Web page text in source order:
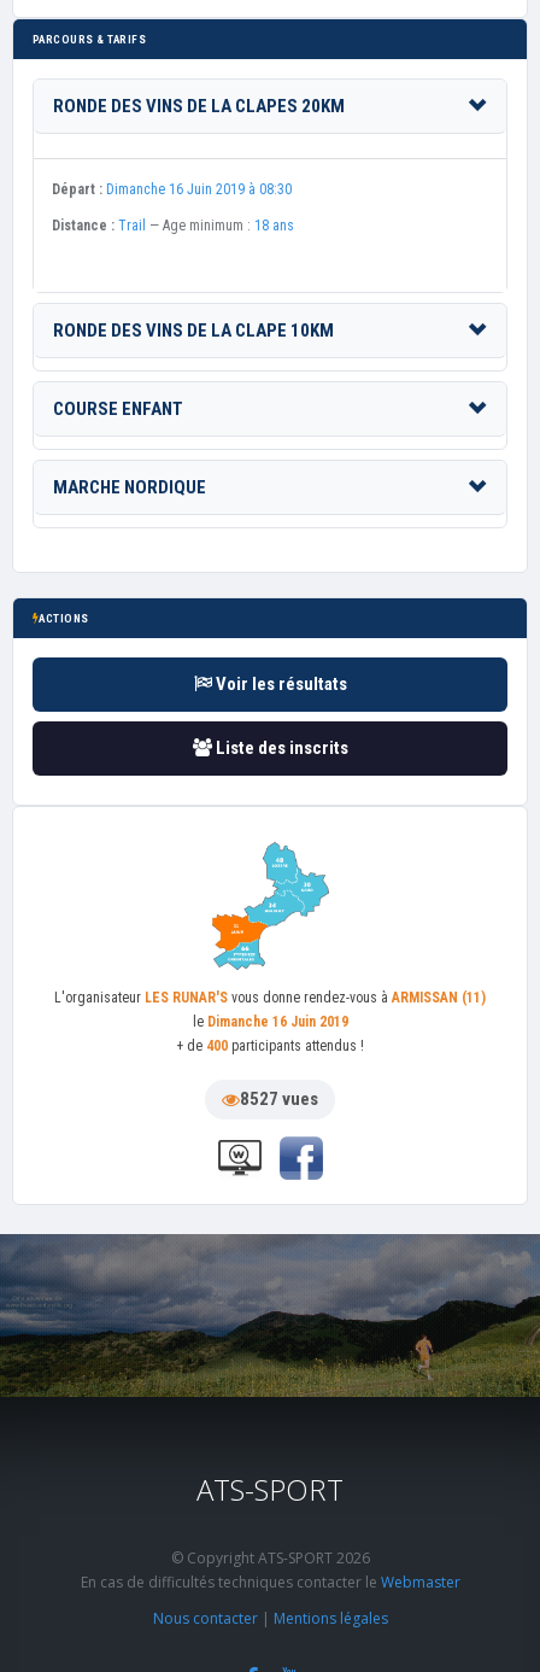
PARCOURS & TARIFS
RONDE DES VINS DE LA CLAPES 20KM
Départ : Dimanche 16 Juin 2019 à 08:30
Distance : Trail — Age minimum : 18 ans
RONDE DES VINS DE LA CLAPE 10KM
COURSE ENFANT
MARCHE NORDIQUE
ACTIONS
Voir les résultats
Liste des inscrits
L'organisateur LES RUNAR'S vous donne rendez-vous àARMISSAN (11)
le Dimanche 16 Juin 2019
+ de 400 participants attendus !
8527 vues
ATS-SPORT
© Copyright ATS-SPORT 2026
En cas de difficultés techniques contacter le Webmaster
Nous contacter| Mentions légales